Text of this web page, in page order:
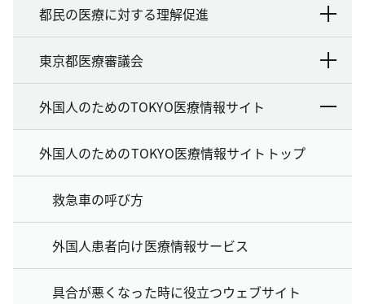
都民の医療に対する理解促進
東京都医療審議会
外国人のためのTOKYO医療情報サイト
外国人のためのTOKYO医療情報サイトトップ
救急車の呼び方
外国人患者向け医療情報サービス
具合が悪くなった時に役立つウェブサイト